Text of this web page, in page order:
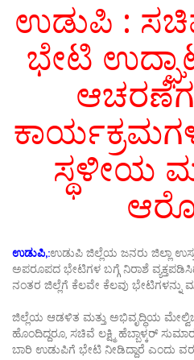
ಉಡುಪಿ :
ಭೇಟಿ
ಸ್ಥಳೀಯ
ಉಡುಪಿ,:ಉಡುಪಿ ಜಿಲ್ಲೆಯ ಜನರು ಜಿಲ್ಲಾ
ಅಪರೂಪದ ಭೇಟಿಗಳ ಬಗ್ಗೆ ನಿರಾಶೆ
ನಂತರ ಜಿಲ್ಲೆಗೆ ಕೆಲವೇ ಕೆಲವು ಭೇಟಿಗಳನ್ನು
ಜಿಲ್ಲೆಯ ಆಡಳಿತ ಮತ್ತು ಅಭಿವೃದ್ಧಿಯ
ಹೊಂದಿದ್ದರೂ, ಸಚಿವೆ ಲಕ್ಷ್ಮಿ ಹೆಬ್ಬಾಳ್ಕರ್
ಬಾರಿ ಉಡುಪಿಗೆ ಭೇಟಿ ನೀಡಿದ್ದಾರೆ ಎಂದು